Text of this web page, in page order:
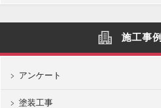
施工事例
アンケート
塗装工事